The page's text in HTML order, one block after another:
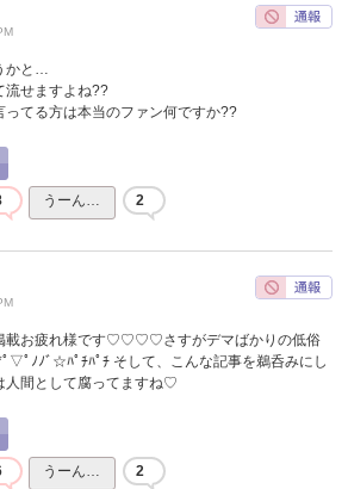
かと…
流せますよね??
ってる方は本当のファン何ですか??
うーん… 2
載お疲れ様です♡♡♡♡さすがデマばかりの低俗
▽ﾟﾉﾉﾞ☆ﾊﾟﾁﾊﾟﾁ そして、こんな記事を鵜呑みにし
人間として腐ってますね♡
うーん… 2